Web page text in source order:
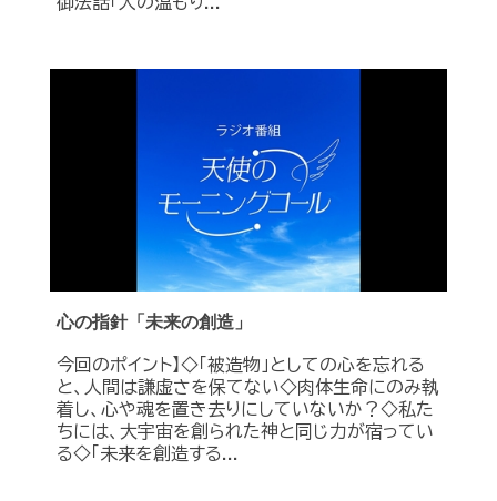
心の指針「未来の創造」
今回のポイント】◇「被造物」としての心を忘れる
と、人間は謙虚さを保てない◇肉体生命にのみ執
着し、心や魂を置き去りにしていないか？◇私た
ちには、大宇宙を創られた神と同じ力が宿ってい
る◇「未来を創造する...